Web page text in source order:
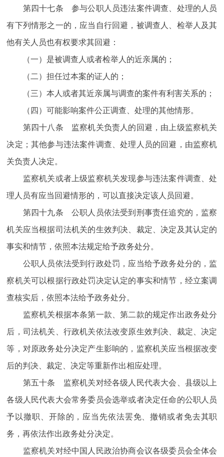
第四十七条 参与公职人员违法案件调查、处理的人员
有下列情形之一的，应当自行回避，被调查人、检举人及其
他有关人员也有权要求其回避：
（一）是被调查人或者检举人的近亲属的；
（二）担任过本案的证人的；
（三）本人或者其近亲属与调查的案件有利害关系的；
（四）可能影响案件公正调查、处理的其他情形。
第四十八条 监察机关负责人的回避，由上级监察机关
决定；其他参与违法案件调查、处理人员的回避，由监察机
关负责人决定。
监察机关或者上级监察机关发现参与违法案件调查、处
理人员有应当回避情形的，可以直接决定该人员回避。
第四十九条 公职人员依法受到刑事责任追究的，监察
机关应当根据司法机关的生效判决、裁定、决定及其认定的
事实和情节，依照本法规定给予政务处分。
公职人员依法受到行政处罚，应当给予政务处分的，监
察机关可以根据行政处罚决定认定的事实和情节，经立案调
查核实后，依照本法给予政务处分。
监察机关根据本条第一款、第二款的规定作出政务处分
后，司法机关、行政机关依法改变原生效判决、裁定、决定
等，对原政务处分决定产生影响的，监察机关应当根据改变
后的判决、裁定、决定等重新作出相应处理。
第五十条 监察机关对经各级人民代表大会、县级以上
各级人民代表大会常务委员会选举或者决定任命的公职人员
予以撤职、开除的，应当先依法罢免、撤销或者免去其职
务，再依法作出政务处分决定。
监察机关对经中国人民政治协商会议各级委员会全体会